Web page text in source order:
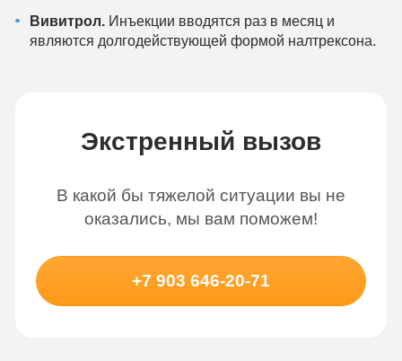
Вивитрол. Инъекции вводятся раз в месяц и
являются долгодействующей формой налтрексона.
Экстренный вызов
В какой бы тяжелой ситуации вы не
оказались, мы вам поможем!
+7 903 646-20-71